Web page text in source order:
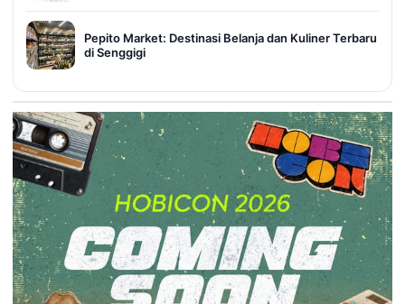
Pepito Market: Destinasi Belanja dan Kuliner Terbaru
di Senggigi